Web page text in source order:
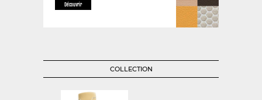
Découvrir
COLLECTION